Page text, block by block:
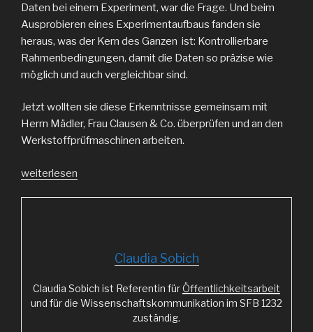
Daten bei einem Experiment, war die Frage. Und beim
Ausprobieren eines Experimentaufbaus fanden sie
heraus, was der Kern des Ganzen ist: Kontrollierbare
Rahmenbedingungen, damit die Daten so präzise wie
möglich und auch vergleichbar sind.
Jetzt wollten sie diese Erkenntnisse gemeinsam mit
Herrn Mädler, Frau Clausen & Co. überprüfen und an den
Werkstoffprüfmaschinen arbeiten.
„Auf
weiterlesen
Claudia Sobich
Claudia Sobich ist Referentin fürÖffentlichkeitsarbeit
und für die Wissenschaftskommunikation im SFB 1232
zuständig.